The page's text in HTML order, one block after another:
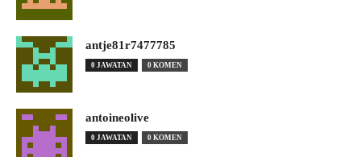
antje81r7477785
0 JAWATAN 0 KOMEN
antoineolive
0 JAWATAN 0 KOMEN